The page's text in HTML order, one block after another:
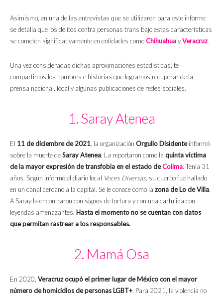
Asimismo, en una de las entrevistas que se utilizaron para este informe
se detalla que los delitos contra personas trans bajo estas características
se cometen significativamente en entidades comoChihuahuayVeracruz.
Una vez consideradas dichas aproximaciones estadísticas, te
compartimos los nombres e historias que logramos recuperar de la
prensa nacional, local y algunas publicaciones de redes sociales.
1. Saray Atenea
El 11 de diciembre de 2021, la organización Orgullo Disidenteinformó
sobre la muerte deSaray Atenea. La reportaron como la quinta víctima
de la mayor expresión de transfobia en el estado deColima. Tenía 31
años. Según informó el diario local Voces Diversas, su cuerpo fue hallado
en un canal cercano a la capital. Se le conoce como la zona de Lo de Villa.
A Saray la encontraron con signos de tortura y con una cartulina con
leyendas amenazantes. Hasta el momento no se cuentan con datos
que permitan rastrear a los responsables.
2. Mamá Osa
En 2020, Veracruz ocupó el primer lugar de México con el mayor
número de homicidios de personas LGBT+. Para 2021, la violencia no